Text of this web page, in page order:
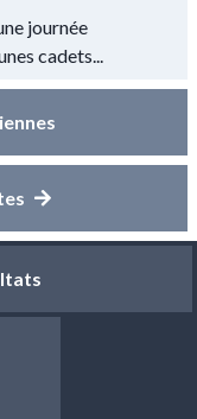
journée
cadets...